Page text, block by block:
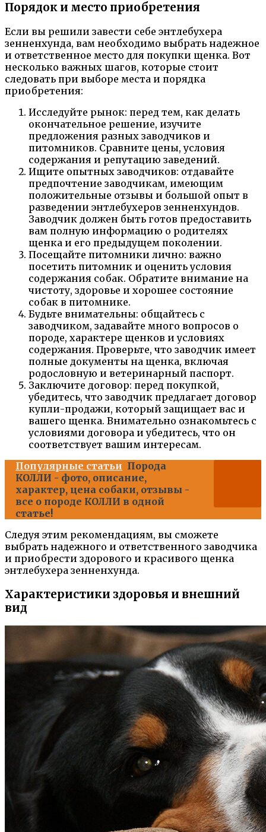
Порядок и место приобретения
Если вы решили завести себе энтлебухера
зенненхунда, вам необходимо выбрать надежное
и ответственное место для покупки щенка. Вот
несколько важных шагов, которые стоит
следовать при выборе места и порядка
приобретения:
Исследуйте рынок: перед тем, как делать
окончательное решение, изучите
предложения разных заводчиков и
питомников. Сравните цены, условия
содержания и репутацию заведений.
Ищите опытных заводчиков: отдавайте
предпочтение заводчикам, имеющим
положительные отзывы и большой опыт в
разведении энтлебухеров зенненхундов.
Заводчик должен быть готов предоставить
вам полную информацию о родителях
щенка и его предыдущем поколении.
Посещайте питомники лично: важно
посетить питомник и оценить условия
содержания собак. Обратите внимание на
чистоту, здоровье и хорошее состояние
собак в питомнике.
Будьте внимательны: общайтесь с
заводчиком, задавайте много вопросов о
породе, характере щенков и условиях
содержания. Проверьте, что заводчик имеет
полные документы на щенка, включая
родословную и ветеринарный паспорт.
Заключите договор: перед покупкой,
убедитесь, что заводчик предлагает договор
купли-продажи, который защищает вас и
вашего щенка. Внимательно ознакомьтесь с
условиями договора и убедитесь, что он
соответствует вашим интересам.
Популярные статьи Порода
КОЛЛИ - фото, описание,
характер, цена собаки, отзывы -
все о породе КОЛЛИ в одной
статье!
Следуя этим рекомендациям, вы сможете
выбрать надежного и ответственного заводчика
и приобрести здорового и красивого щенка
энтлебухера зенненхунда.
Характеристики здоровья и внешний
вид